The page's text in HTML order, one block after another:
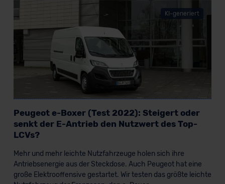
KI-generiert
Peugeot e-Boxer (Test 2022): Steigert oder
senkt der E-Antrieb den Nutzwert des Top-
LCVs?
Mehr und mehr leichte Nutzfahrzeuge holen sich ihre
Antriebsenergie aus der Steckdose. Auch Peugeot hat eine
große Elektrooffensive gestartet. Wir testen das größte leichte